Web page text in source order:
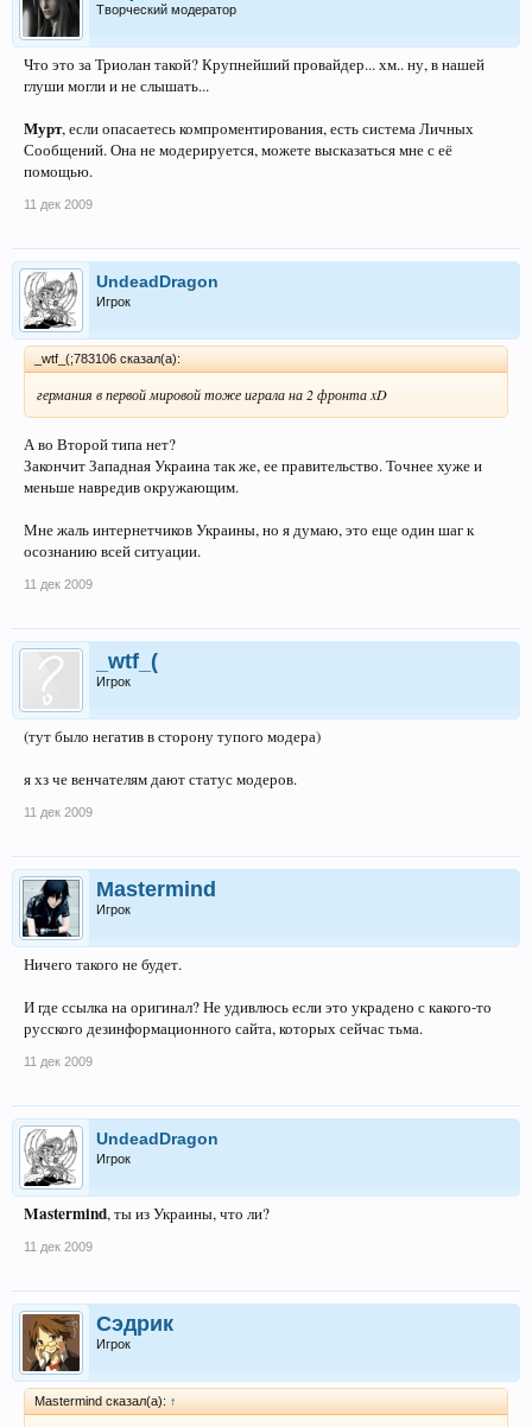
Творческий модератор
Что это за Триолан такой? Крупнейший провайдер... хм.. ну, в нашей
глуши могли и не слышать...
Мурт, если опасаетесь компроментирования, есть система Личных
Сообщений. Она не модерируется, можете высказаться мне с её
помощью.
11 дек 2009
UndeadDragon
Игрок
_wtf_(;783106 сказал(а):
германия в первой мировой тоже играла на 2 фронта xD
А во Второй типа нет?
Закончит Западная Украина так же, ее правительство. Точнее хуже и
меньше навредив окружающим.
Мне жаль интернетчиков Украины, но я думаю, это еще один шаг к
осознанию всей ситуации.
11 дек 2009
_wtf_(
Игрок
(тут было негатив в сторону тупого модера)
я хз че венчателям дают статус модеров.
11 дек 2009
Mastermind
Игрок
Ничего такого не будет.
И где ссылка на оригинал? Не удивлюсь если это украдено с какого-то
русского дезинформационного сайта, которых сейчас тьма.
11 дек 2009
UndeadDragon
Игрок
Mastermind, ты из Украины, что ли?
11 дек 2009
Сэдрик
Игрок
Mastermind сказал(а): ↑